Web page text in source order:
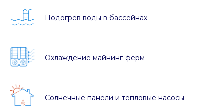
Подогрев воды в бассейнах
Охлаждение майнинг-ферм
Солнечные панели и тепловые насосы